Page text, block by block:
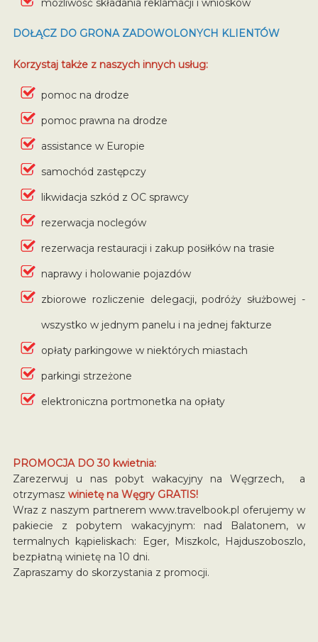
możliwość składania reklamacji i wniosków
DOŁĄCZ DO GRONA ZADOWOLONYCH KLIENTÓW
Korzystaj także z naszych innych usług:
pomoc na drodze
pomoc prawna na drodze
assistance w Europie
samochód zastępczy
likwidacja szkód z OC sprawcy
rezerwacja noclegów
rezerwacja restauracji i zakup posiłków na trasie
naprawy i holowanie pojazdów
zbiorowe rozliczenie delegacji, podróży służbowej -
wszystko w jednym panelu i na jednej fakturze
opłaty parkingowe w niektórych miastach
parkingi strzeżone
elektroniczna portmonetka na opłaty
PROMOCJA DO 30 kwietnia:
Zarezerwuj u nas pobyt wakacyjny na Węgrzech, a
otrzymasz winietę na Węgry GRATIS!
Wraz z naszym partnerem www.travelbook.pl oferujemy w
pakiecie z pobytem wakacyjnym: nad Balatonem, w
termalnych kąpieliskach: Eger, Miszkolc, Hajduszoboszlo,
bezpłatną winietę na 10 dni.
Zapraszamy do skorzystania z promocji.